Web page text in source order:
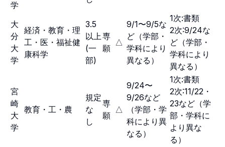
学
大
分
大
学
経済・教育・理
工・医・福祉健
康科学
3.5
以上
(一
部)
専
願
△
9/1〜9/5な
ど（学部・
学科により
異なる）
1次:書類
2次:9/24な
ど（学部・
学科により
異なる）
宮
崎
大
学
教育・工・農
規定
な
し
専
願
△
9/24〜
9/26など
（学部・学
科により異
なる）
1次:書類
2次:11/22・
23など（学
部・学科に
より異な
る）